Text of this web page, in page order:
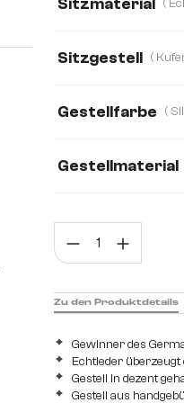
Sitzmaterial
Webstoff Soft
Sitzgestell
Gestellfarbe
Gestellmaterial
Gewinner des
Echtleder
Gestell in dezent
Gestell aus
Zu den Produktdetails